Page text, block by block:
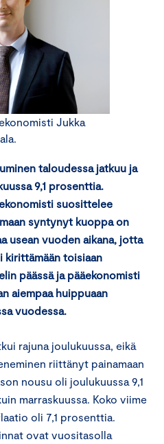
Jukka
taloudessa jatkuu ja
9,1 prosenttia.
suosittelee
syntynyt kuoppa on
usean vuoden aikana, jotta
kirittämään toisiaan
päässä ja pääekonomisti
aiempaa huippuaan
vuodessa.
rajuna joulukuussa, eikä
riittänyt painamaan
nousu oli joulukuussa 9,1
marraskuussa. Koko viime
oli 7,1 prosenttia.
ovat vuositasolla